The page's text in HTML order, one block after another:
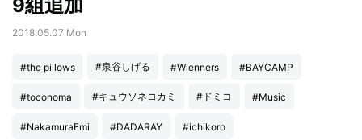
9組追加
2018.05.07 Mon
#the pillows #泉谷しげる #Wienners #BAYCAMP
#toconoma #キュウソネコカミ #ドミコ #Music
#NakamuraEmi #DADARAY #ichikoro